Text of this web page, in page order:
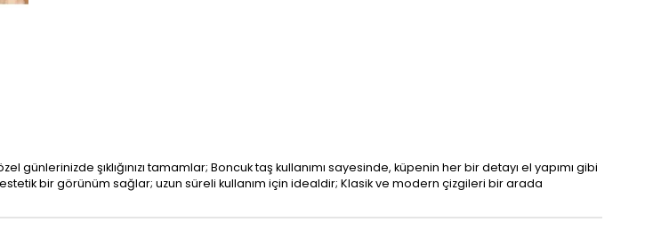
günlerinizde şıklığınızı tamamlar; Boncuk taş kullanımı sayesinde, küpenin her bir detayı el yapımı gibi
bir görünüm sağlar; uzun süreli kullanım için idealdir; Klasik ve modern çizgileri bir arada